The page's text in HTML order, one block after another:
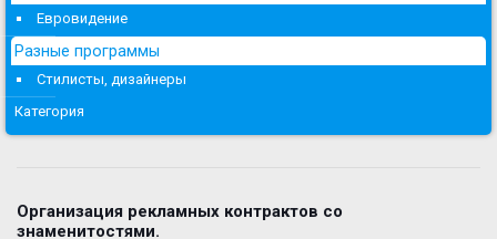
Евровидение
Разные программы
Стилисты, дизайнеры
Категория
Организация рекламных контрактов со
знаменитостями.